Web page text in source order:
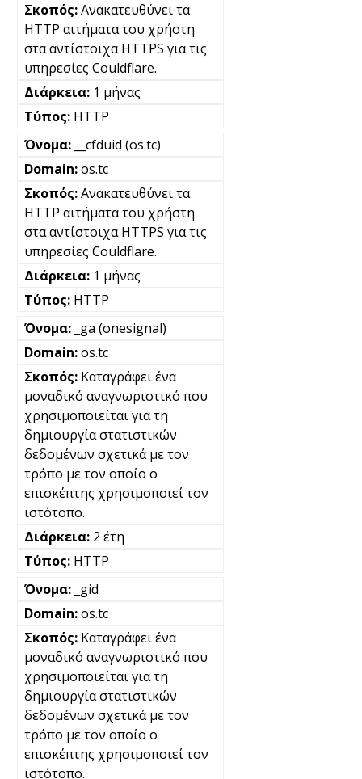
Ανακατευθύνει τα
HTTP αιτήματα του χρήστη
στα αντίστοιχα HTTPS για τις
υπηρεσίες Couldflare.
1 μήνας
HTTP
__cfduid (os.tc)
os.tc
Ανακατευθύνει τα
HTTP αιτήματα του χρήστη
στα αντίστοιχα HTTPS για τις
υπηρεσίες Couldflare.
1 μήνας
HTTP
_ga (onesignal)
os.tc
Καταγράφει ένα
μοναδικό αναγνωριστικό που
χρησιμοποιείται για τη
δημιουργία στατιστικών
δεδομένων σχετικά με τον
τρόπο με τον οποίο ο
επισκέπτης χρησιμοποιεί τον
ιστότοπο.
2 έτη
HTTP
_gid
os.tc
Καταγράφει ένα
μοναδικό αναγνωριστικό που
χρησιμοποιείται για τη
δημιουργία στατιστικών
δεδομένων σχετικά με τον
τρόπο με τον οποίο ο
επισκέπτης χρησιμοποιεί τον
ιστότοπο.